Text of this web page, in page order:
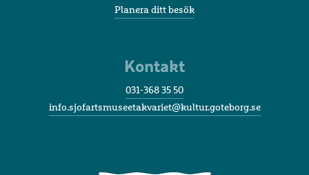
Planera ditt besök
Kontakt
031-368 35 50
info.sjofartsmuseetakvariet@kultur.goteborg.se